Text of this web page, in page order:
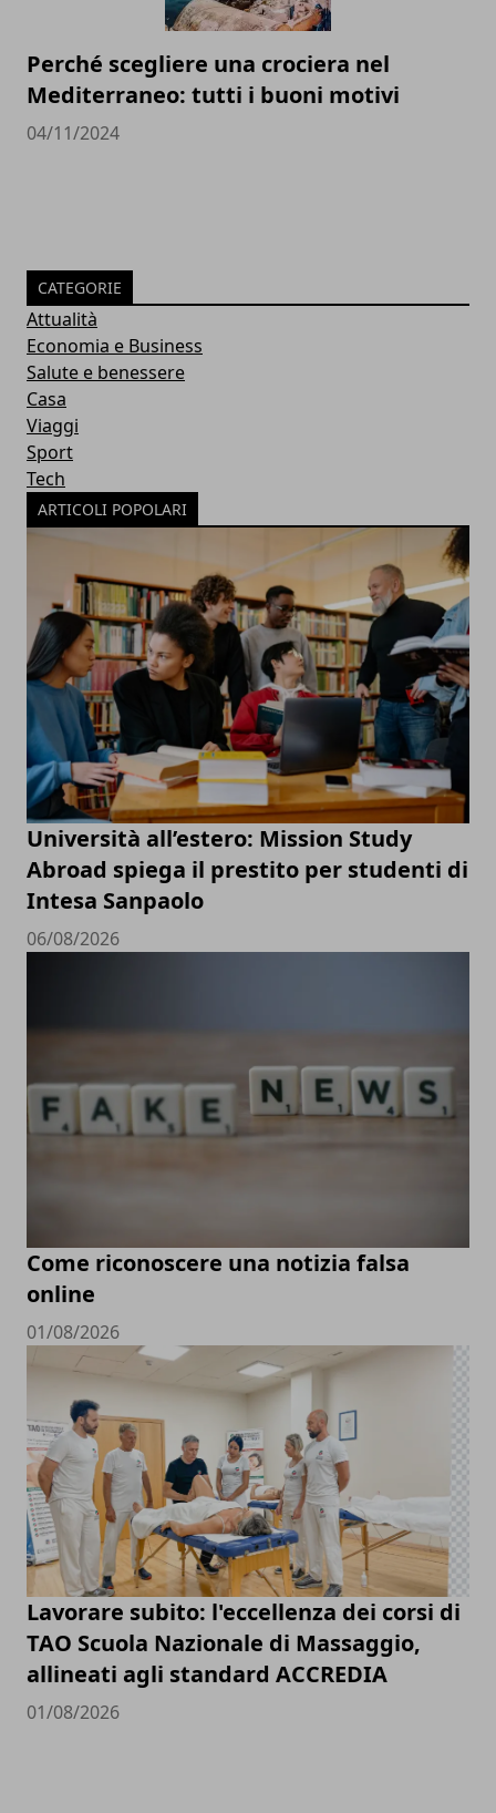
Perché scegliere una crociera nel
Mediterraneo: tutti i buoni motivi
04/11/2024
CATEGORIE
Attualità
Economia e Business
Salute e benessere
Casa
Viaggi
Sport
Tech
ARTICOLI POPOLARI
Università all’estero: Mission Study
Abroad spiega il prestito per studenti di
Intesa Sanpaolo
06/08/2026
Come riconoscere una notizia falsa
online
01/08/2026
Lavorare subito: l'eccellenza dei corsi di
TAO Scuola Nazionale di Massaggio,
allineati agli standard ACCREDIA
01/08/2026